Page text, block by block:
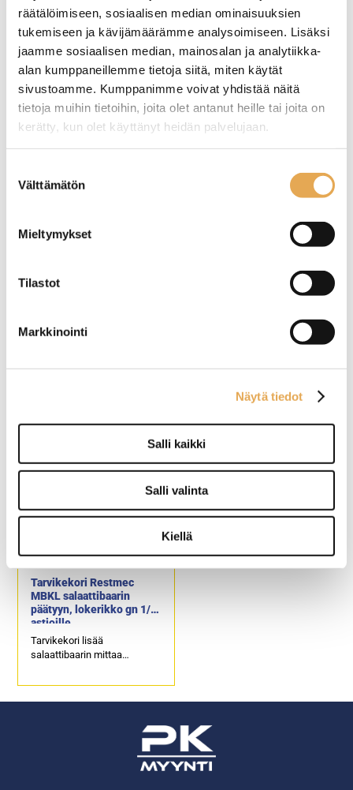
räätälöimiseen, sosiaalisen median ominaisuuksien
tukemiseen ja kävijämäärämme analysoimiseen. Lisäksi
jaamme sosiaalisen median, mainosalan ja analytiikka-
alan kumppaneillemme tietoja siitä, miten käytät
sivustoamme. Kumppanimme voivat yhdistää näitä
tietoja muihin tietoihin, joita olet antanut heille tai joita on
kerätty, kun olet käyttänyt heidän palvelujaan.
valinta
Välttämätön
Mieltymykset
Tilastot
Markkinointi
Näytä tiedot
Salli kaikki
Salli valinta
Kiellä
Salaattibaari Restmec
MBKL 8 Metal
Kapasiteetti: 8 x GN 1/1-150.
Salaattibaari Restmec
MBKL 8
Ulkomitat: (l) 2315 x (s) 1000
Liitäntäteho: 0,4 kW / 230 V.
Kapasiteetti: 8 x GN 1/1-150.
MBKL salaattibaarivaunun
leveyssuunnassa 354 mm.
MBKL 5
Liitäntäteho: 0,4 kW / 230 V.
Kapasiteetti: 5 x GN 1/1-150.
Molemmilla puolilla
ylösnostettavat luukut.
Tarvikekori Restmec
MBKL salaattibaarin
päätyyn, lokerikko gn 1/6
astioille
Tarvikekori lisää
salaattibaarin mittaa
Gn-astioiden päälle tulee